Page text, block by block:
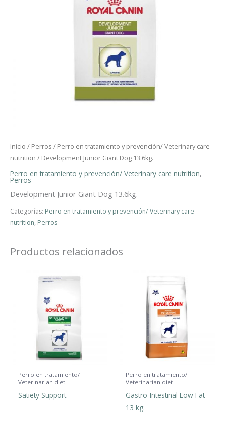
Inicio / Perros / Perro en tratamiento y prevención/ Veterinary care
nutrition / Development Junior Giant Dog 13.6kg.
Perro en tratamiento y prevención/ Veterinary care nutrition,
Perros
Development Junior Giant Dog 13.6kg.
Categorías: Perro en tratamiento y prevención/ Veterinary care
nutrition, Perros
Productos relacionados
Perro en tratamiento/
Veterinarian diet
Satiety Support
Perro en tratamiento/
Veterinarian diet
Gastro-Intestinal Low Fat
13 kg.